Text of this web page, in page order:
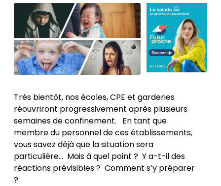
Très bientôt, nos écoles, CPE et garderies
réouvriront progressivement après plusieurs
semaines de confinement. En tant que
membre du personnel de ces établissements,
vous savez déjà que la situation sera
particulière… Mais à quel point ? Y a-t-il des
réactions prévisibles ? Comment s’y préparer
?